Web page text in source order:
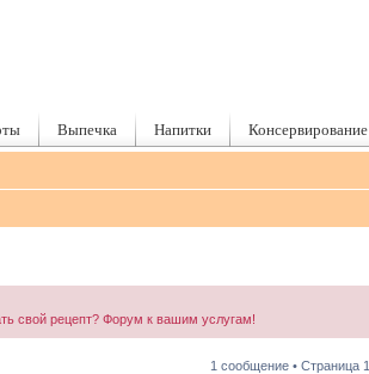
Выпечка Напитки Консервирование
свой рецепт? Форум к вашим услугам!
1 сообщение • Страница 1